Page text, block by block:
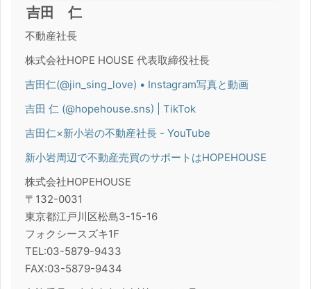
吉田 仁
不動産社長
株式会社HOPE HOUSE 代表取締役社長
吉田仁(@jin_sing_love) • Instagram写真と動画
吉田 仁 (@hopehouse.sns) | TikTok
吉田仁×新小岩の不動産社長 - YouTube
新小岩周辺で不動産売買のサポートはHOPEHOUSE
株式会社HOPEHOUSE
〒132-0031
東京都江戸川区松島3-15-16
フォクシースズキ1F
TEL:03-5879-9433
FAX:03-5879-9434